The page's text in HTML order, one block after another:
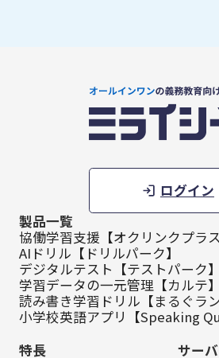
ログイン
製品一覧
協働学習支援【オクリンクプラス
AIドリル【ドリルパーク】
デジタルテスト【テストパーク】
学習データの一元管理【カルテ】
読み書き学習ドリル【まるぐラン
小学校英語アプリ【Speaking
特長
サー